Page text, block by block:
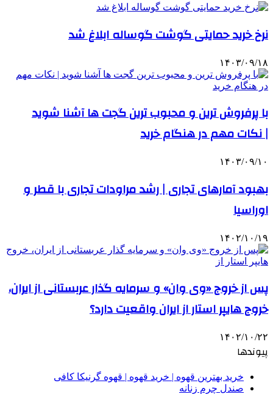
نرخ خرید حمایتی گوشت گوساله ابلاغ شد
۱۴۰۳/۰۹/۱۸
با پرفروش‌ ترین و محبوب‌ ترین گجت‌ ها آشنا شوید
| نکات مهم در هنگام خرید
۱۴۰۳/۰۹/۱۰
بهبود آمارهای تجاری | رشد مراودات تجاری با قطر و
اوراسیا
۱۴۰۲/۱۰/۱۹
پس از خروج «وی وان» و سرمایه گذار عربستانی از ایران،
خروج هایپر استار از ایران واقعیت دارد؟
۱۴۰۲/۱۰/۲۲
پیوندها
خرید بهترین قهوه | خرید قهوه | قهوه گرنیکا کافی
صندل چرم زنانه